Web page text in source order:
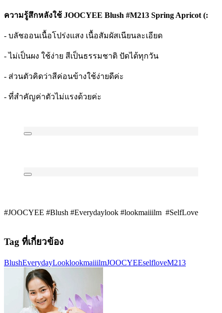
ความรู้สึกหลังใช้ JOOCYEE Blush #M213 Spring Apricot (:
- บลัชออนเนื้อโปร่งแสง เนื้อสัมผัสเนียนละเอียด
- ไม่เป็นผง ใช้ง่าย สีเป็นธรรมชาติ ปัดได้ทุกวัน
- ส่วนตัวคิดว่าสีค่อนข้างใช้ง่ายดีค่ะ
- ที่สำคัญค่าตัวไม่แรงด้วยค่ะ
#JOOCYEE #Blush #Everydaylook #lookmaiiilm #SelfLove
Tag ที่เกี่ยวข้อง
BlushEverydayLooklookmaiiilmJOOCYEEselfloveM213